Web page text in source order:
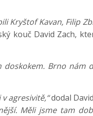
Kryštof Kavan, Filip
kouč David Zach,
Brno nám
agresivitě,“dodal
Měli jsme tam